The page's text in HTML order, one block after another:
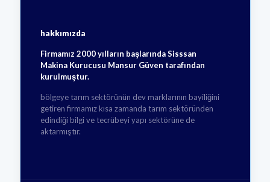
hakkımızda
Firmamız 2000 yılların başlarında Sisssan
Makina Kurucusu Mansur Güven tarafından
kurulmuştur.
bölgeye tarım sektörünün dev marklarının bayiliğini
getiren firmamız kısa zamanda tarım sektöründen
edindiği bilgi ve tecrübeyi yapı sektörüne de
aktarmıştır.